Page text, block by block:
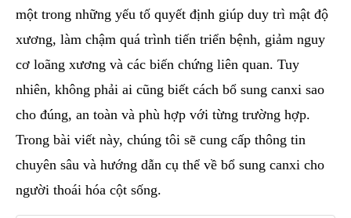
một trong những yếu tố quyết định giúp duy trì mật độ
xương, làm chậm quá trình tiến triển bệnh, giảm nguy
cơ loãng xương và các biến chứng liên quan. Tuy
nhiên, không phải ai cũng biết cách bổ sung canxi sao
cho đúng, an toàn và phù hợp với từng trường hợp.
Trong bài viết này, chúng tôi sẽ cung cấp thông tin
chuyên sâu và hướng dẫn cụ thể về bổ sung canxi cho
người thoái hóa cột sống.